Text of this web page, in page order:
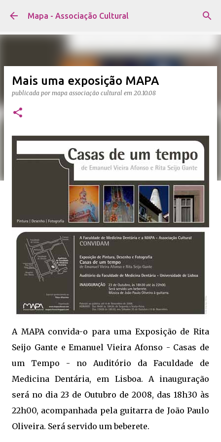
Avançar para o conteúdo principal
Mapa - Associação Cultural
Mais uma exposição MAPA
publicada por mapa associação cultural em 20.10.08
A MAPA convida-o para uma Exposição de Rita
Seijo Gante e Emanuel Vieira Afonso - Casas de
um Tempo - no Auditório da Faculdade de
Medicina Dentária, em Lisboa. A inauguração
será no dia 23 de Outubro de 2008, das 18h30 às
22h00, acompanhada pela guitarra de João Paulo
Oliveira. Será servido um beberete.